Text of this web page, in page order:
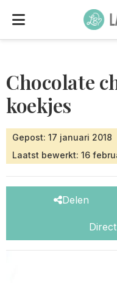
Chocolate
koekjes
Gepost: 17 januari 2018
Laatst bewerkt: 16
Delen